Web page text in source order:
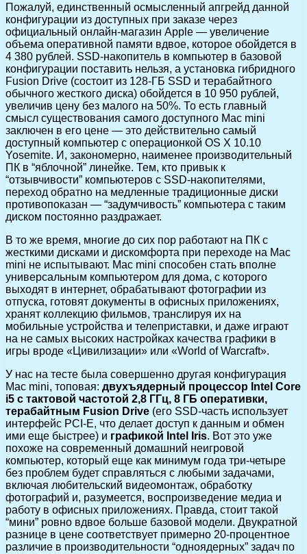
Пожалуй, единственный осмысленный апгрейд данной
конфигурации из доступных при заказе через
официальный онлайн-магазин Apple — увеличение
объема оперативной памяти вдвое, которое обойдется в
4 380 рублей. SSD-накопитель в компьютер в базовой
конфигурации поставить нельзя, а установка гибридного
Fusion Drive (состоит из 128-ГБ SSD и терабайтного
обычного жесткого диска) обойдется в 10 950 рублей,
увеличив цену без малого на 50%. То есть главный
смысл существования самого доступного Mac mini
заключен в его цене — это действительно самый
доступный компьютер с операционкой OS X 10.10
Yosemite. И, закономерно, наименее производительный
ПК в “яблочной” линейке. Тем, кто привык к
“отзывчивости” компьютеров с SSD-накопителями,
переход обратно на медленные традиционные диски
противопоказан — “задумчивость” компьютера с таким
диском постоянно раздражает.
В то же время, многие до сих пор работают на ПК с
жесткими дисками и дискомфорта при переходе на Mac
mini не испытывают. Mac mini способен стать вполне
универсальным компьютером для дома, с которого
выходят в интернет, обрабатывают фотографии из
отпуска, готовят документы в офисных приложениях,
хранят коллекцию фильмов, транслируя их на
мобильные устройства и телеприставки, и даже играют
на не самых высоких настройках качества графики в
игры вроде «Цивилизации» или «World of Warcraft».
У нас на тесте была совершенно другая конфигурация
Mac mini, топовая: двухъядерный процессор Intel Core
i5 с тактовой частотой 2,8 ГГц, 8 ГБ оперативки,
терабайтным Fusion Drive (его SSD-часть использует
интерфейс PCI-E, что делает доступ к данным и обмен
ими еще быстрее) и графикой Intel Iris. Вот это уже
похоже на современный домашний неигровой
компьютер, который еще как минимум года три-четыре
без проблем будет справляться с любыми задачами,
включая любительский видеомонтаж, обработку
фотографий и, разумеется, воспроизведение медиа и
работу в офисных приложениях. Правда, стоит такой
“мини” ровно вдвое больше базовой модели. Двукратной
разнице в цене соответствует примерно 20-процентное
различие в производительности “одноядерных” задач по